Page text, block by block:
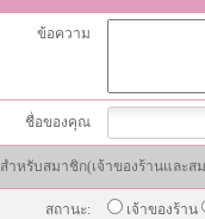
ข้อความ
ชื่อของคุณ
สำหรับสมาชิก(เจ้าของร้านและ
สถานะ: เจ้าของร้าน